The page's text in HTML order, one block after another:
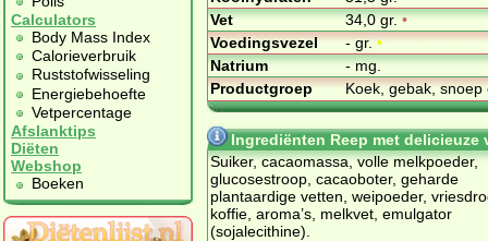
Calculators
Body Mass Index
Calorieverbruik
Ruststofwisseling
Energiebehoefte
Vetpercentage
Afslanktips
Diëten
Webshop
Boeken
Vet
34,0 gr.•
Voedingsvezel
- gr.•
Natrium
- mg.
Productgroep
Koek, gebak,
Ingrediënten Reep met
Suiker, cacaomassa, volle melkpoeder,
glucosestroop, cacaoboter, geharde
plantaardige vetten, weipoeder,
koffie, aroma’s, melkvet, emulgator
(sojalecithine).